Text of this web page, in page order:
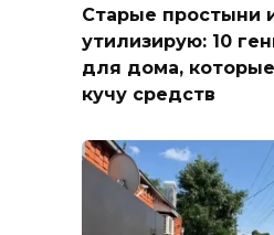
Старые простыни
утилизирую: 10
для дома,
кучу средств